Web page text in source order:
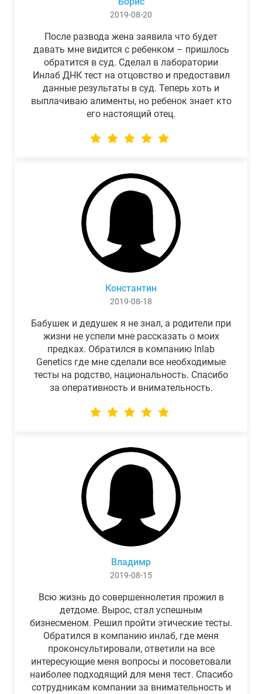
2019-08-20
После развода жена заявила что будет
давать мне видится с ребенком – пришлось
обратится в суд. Сделал в лаборатории
Инлаб ДНК тест на отцовство и предоставил
данные результаты в суд. Теперь хоть и
выплачиваю алименты, но ребенок знает кто
его настоящий отец.
Константин
2019-08-18
Бабушек и дедушек я не знал, а родители при
жизни не успели мне рассказать о моих
предках. Обратился в компанию Inlab
Genetics где мне сделали все необходимые
тесты на родство, национальность. Спасибо
за оперативность и внимательность.
Владимр
2019-08-15
Всю жизнь до совершеннолетия прожил в
детдоме. Вырос, стал успешным
бизнесменом. Решил пройти этические тесты.
Обратился в компанию инлаб, где меня
проконсультировали, ответили на все
интересующие меня вопросы и посоветовали
наиболее подходящий для меня тест. Спасибо
сотрудникам компании за внимательность и